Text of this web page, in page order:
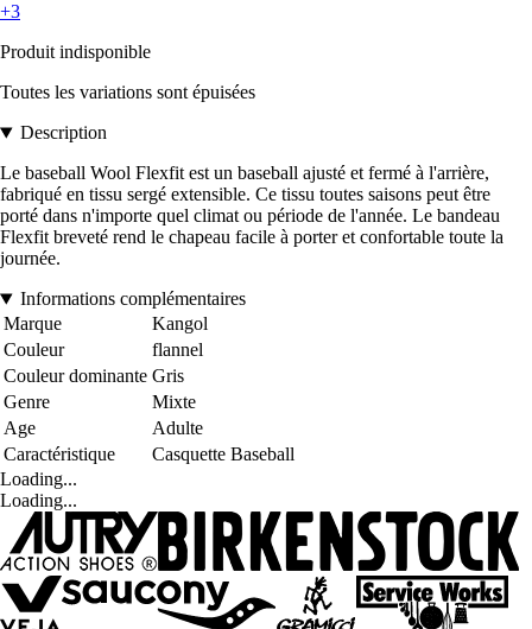
+3
Produit indisponible
Toutes les variations sont épuisées
Description
Le baseball Wool Flexfit est un baseball ajusté et fermé à l'arrière,
fabriqué en tissu sergé extensible. Ce tissu toutes saisons peut être
porté dans n'importe quel climat ou période de l'année. Le bandeau
Flexfit breveté rend le chapeau facile à porter et confortable toute la
journée.
Informations complémentaires
Marque
Kangol
Couleur
flannel
Couleur dominante Gris
Genre
Mixte
Age
Adulte
Caractéristique
Casquette Baseball
Loading...
Loading...